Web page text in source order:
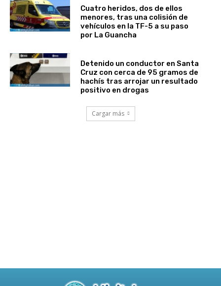
Cuatro heridos, dos de ellos
menores, tras una colisión de
vehículos en la TF-5 a su paso
por La Guancha
Detenido un conductor en Santa
Cruz con cerca de 95 gramos de
hachís tras arrojar un resultado
positivo en drogas
Cargar más